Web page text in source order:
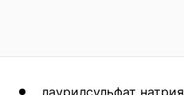
лаурилсульфат натрия,